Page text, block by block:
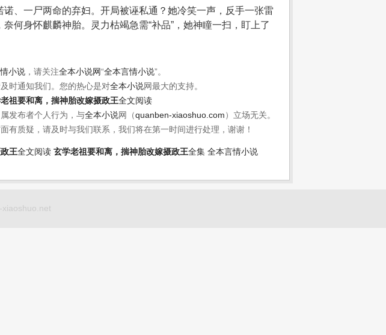
、一尸两命的弃妇。开局被诬私通？她冷笑一声，反手一张雷
何身怀麒麟神胎。灵力枯竭急需“补品”，她神瞳一扫，盯上了
小说 ，请关注全本小说网“全本言情小说”。
时通知我们。您的热心是对全本小说网最大的支持。
祖要和离，揣神胎改嫁摄政王全文阅读
发布者个人行为，与全本小说网（quanben-xiaoshuo.com ）立场无关。
有质疑，请及时与我们联系，我们将在第一时间进行处理，谢谢！
王全文阅读 玄学老祖要和离，揣神胎改嫁摄政王全集 全本言情小说
xiaoshuo.net